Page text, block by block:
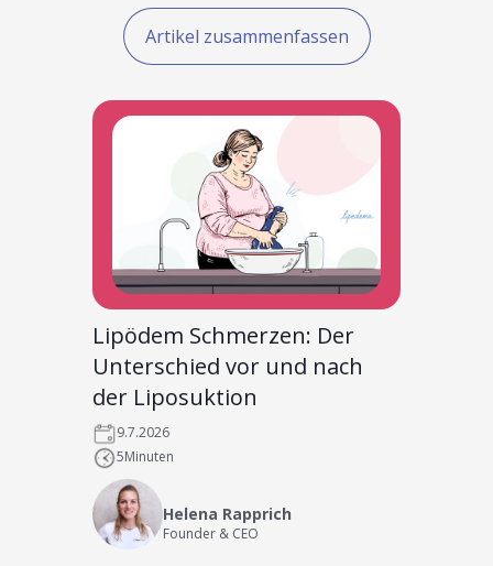
Artikel zusammenfassen
Lipödem Schmerzen: Der
Unterschied vor und nach
der Liposuktion
9.7.2026
5Minuten
Helena Rapprich
Founder & CEO